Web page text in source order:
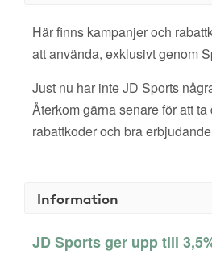
Här finns kampanjer och
att använda, exklusivt genom
Just nu har inte JD Sports
Återkom gärna senare för att
rabattkoder och bra
Information
JD Sports ger upp till